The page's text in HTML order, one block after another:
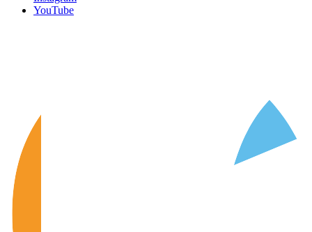
YouTube